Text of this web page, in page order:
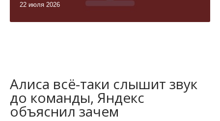
22 июля 2026
Алиса всё-таки слышит звук
до команды, Яндекс
объяснил зачем